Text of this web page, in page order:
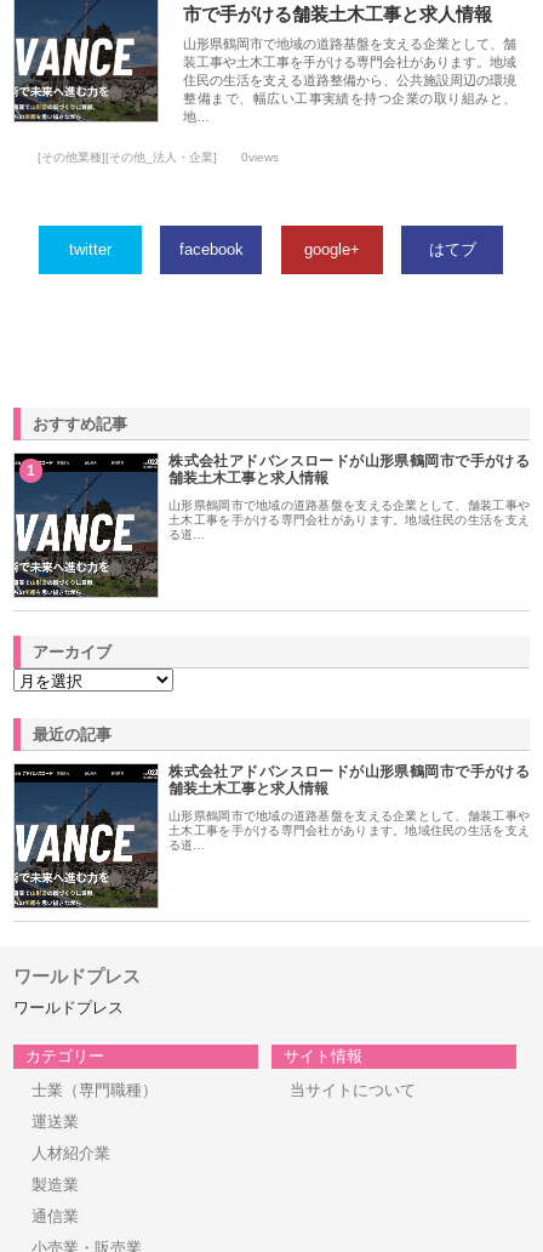
市で手がける舗装土木工事と求人情報
山形県鶴岡市で地域の道路基盤を支える企業として、舗
装工事や土木工事を手がける専門会社があります。地域
住民の生活を支える道路整備から、公共施設周辺の環境
整備まで、幅広い工事実績を持つ企業の取り組みと、
地…
[その他業種][その他_法人・企業] 0views
twitter facebook google+ はてブ
おすすめ記事
1
株式会社アドバンスロードが山形県鶴岡市で手がける
舗装土木工事と求人情報
山形県鶴岡市で地域の道路基盤を支える企業として、舗装工事や
土木工事を手がける専門会社があります。地域住民の生活を支え
る道…
アーカイブ
最近の記事
株式会社アドバンスロードが山形県鶴岡市で手がける
舗装土木工事と求人情報
山形県鶴岡市で地域の道路基盤を支える企業として、舗装工事や
土木工事を手がける専門会社があります。地域住民の生活を支え
る道…
ワールドプレス
ワールドプレス
カテゴリー
士業（専門職種）
運送業
人材紹介業
製造業
通信業
小売業・販売業
サイト情報
当サイトについて